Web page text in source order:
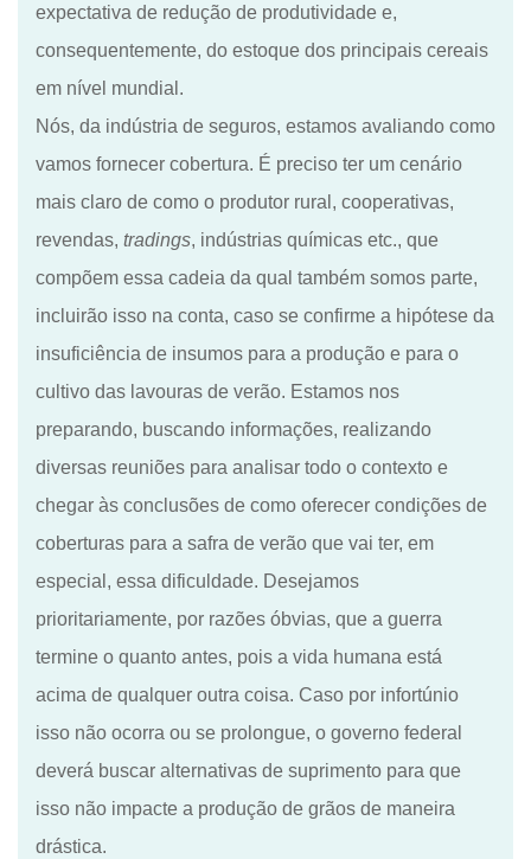
expectativa de redução de produtividade e,
consequentemente, do estoque dos principais cereais
em nível mundial.
Nós, da indústria de seguros, estamos avaliando como
vamos fornecer cobertura. É preciso ter um cenário
mais claro de como o produtor rural, cooperativas,
revendas, tradings, indústrias químicas etc., que
compõem essa cadeia da qual também somos parte,
incluirão isso na conta, caso se confirme a hipótese da
insuficiência de insumos para a produção e para o
cultivo das lavouras de verão. Estamos nos
preparando, buscando informações, realizando
diversas reuniões para analisar todo o contexto e
chegar às conclusões de como oferecer condições de
coberturas para a safra de verão que vai ter, em
especial, essa dificuldade. Desejamos
prioritariamente, por razões óbvias, que a guerra
termine o quanto antes, pois a vida humana está
acima de qualquer outra coisa. Caso por infortúnio
isso não ocorra ou se prolongue, o governo federal
deverá buscar alternativas de suprimento para que
isso não impacte a produção de grãos de maneira
drástica.